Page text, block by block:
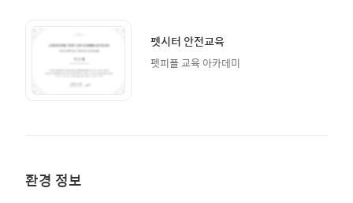
펫시터 안전교육
펫피플 교육 아카데미
환경 정보